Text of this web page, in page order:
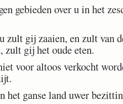
gebieden over u in het
zult gij zaaien, en zult van
zult gij het oude eten.
voor altoos verkocht
het ganse land uwer